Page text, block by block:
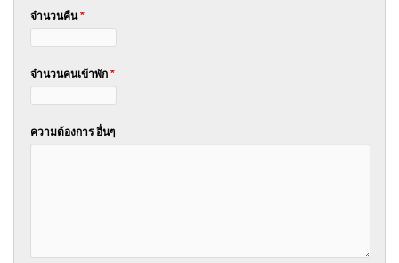
จำนวนคืน*
จำนวนคนเข้าพัก *
ความต้องการ อื่นๆ